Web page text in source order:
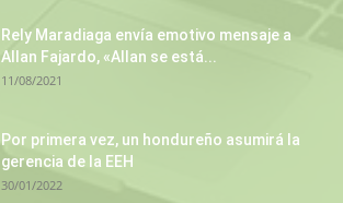
Rely Maradiaga envía emotivo mensaje a
Allan Fajardo, «Allan se está...
11/08/2021
Por primera vez, un hondureño asumirá la
gerencia de la EEH
30/01/2022